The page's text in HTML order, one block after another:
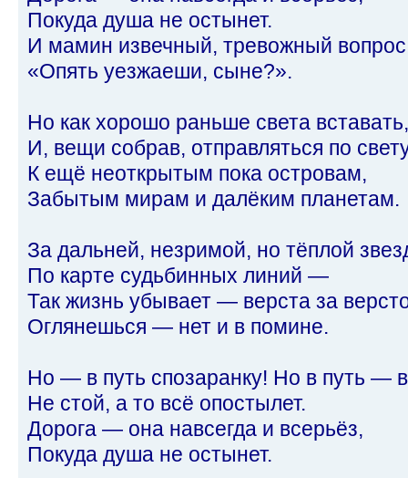
Покуда душа не остынет.
И мамин извечный, тревожный
«Опять уезжаеши, сыне?».
Но как хорошо раньше света вставать,
И, вещи собрав, отправляться по
К ещё неоткрытым пока островам,
Забытым мирам и далёким планетам.
За дальней, незримой, но тёплой
По карте судьбинных линий —
Так жизнь убывает — верста за
Оглянешься — нет и в помине.
Но — в путь спозаранку! Но в путь —
Не стой, а то всё опостылет.
Дорога — она навсегда и всерьёз,
Покуда душа не остынет.